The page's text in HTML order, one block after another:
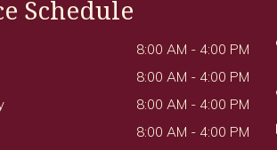
Schedule
8:00 AM - 4:00 PM
8:00 AM - 4:00 PM
8:00 AM - 4:00 PM
8:00 AM - 4:00 PM